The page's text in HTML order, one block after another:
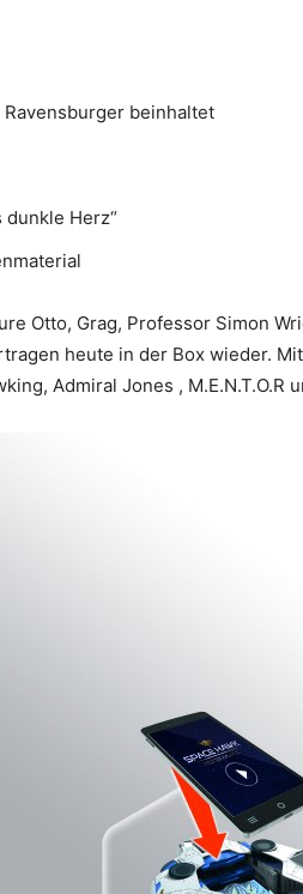
beinhaltet
dunkle Herz“
Otto, Grag, Professor Simon
heute in der Box wieder.
Admiral Jones ,